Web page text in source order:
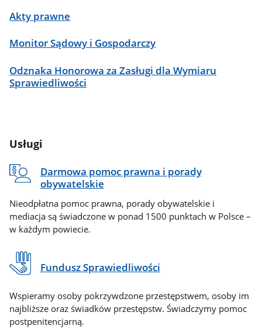
Akty prawne
Monitor Sądowy i Gospodarczy
Odznaka Honorowa za Zasługi dla Wymiaru
Sprawiedliwości
Usługi
Darmowa pomoc prawna i porady
obywatelskie
Nieodpłatna pomoc prawna, porady obywatelskie i
mediacja są świadczone w ponad 1500 punktach w Polsce –
w każdym powiecie.
Fundusz Sprawiedliwości
Wspieramy osoby pokrzywdzone przestępstwem, osoby im
najbliższe oraz świadków przestępstw. Świadczymy pomoc
postpenitencjarną.